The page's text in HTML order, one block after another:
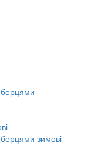
зимові